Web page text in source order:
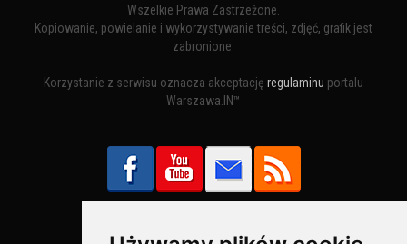
Wszelkie Prawa Zastrzeżone.
Kopiowanie, powielanie i wykorzystywanie treści, zdjęć, grafik jest
zabronione.
Korzystanie z serwisu oznacza akceptację regulaminu portalu
Warszawa.IN™